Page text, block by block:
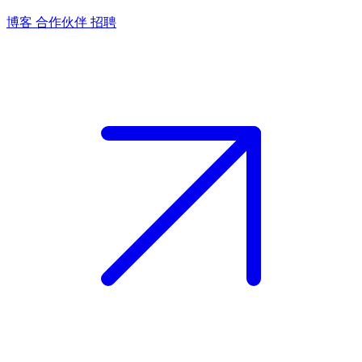
博客 合作伙伴 招聘